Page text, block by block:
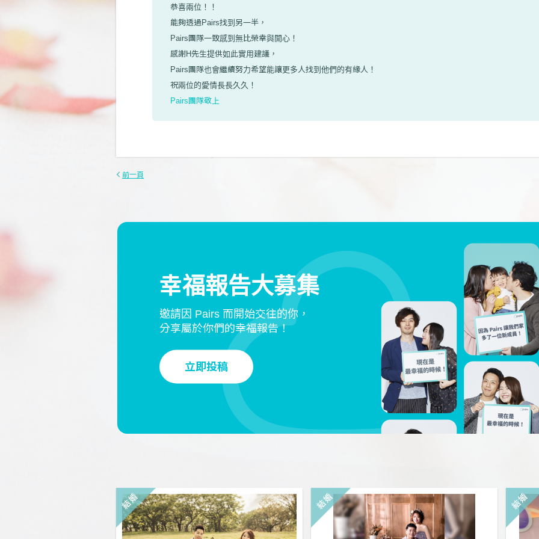
恭喜兩位！！
能夠透過Pairs找到另一半，
Pairs團隊一致感到無比榮幸與開心！
感謝H先生提供如此實用建議，
Pairs團隊也會繼續努力希望能讓更多人找到他們的有緣人！
祝兩位的愛情長長久久！
Pairs團隊敬上
前一頁
幸福報告大募集
邀請因 Pairs 而開始交往的你，
分享屬於你們的幸福報告！
立即投稿